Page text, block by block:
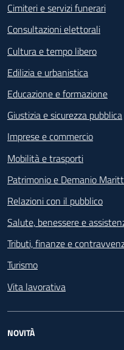
Cimiteri e servizi funerari
Consultazioni elettorali
Cultura e tempo libero
Edilizia e urbanistica
Educazione e formazione
Giustizia e sicurezza pubblica
Imprese e commercio
Mobilità e trasporti
Patrimonio e Demanio
Relazioni con il pubblico
Salute, benessere e
Tributi, finanze e
Turismo
Vita lavorativa
NOVITÀ